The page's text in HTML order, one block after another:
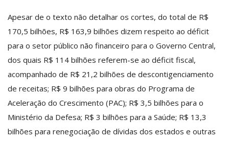
Apesar de o texto não detalhar os cortes, do total de R$
170,5 bilhões, R$ 163,9 bilhões dizem respeito ao déficit
para o setor público não financeiro para o Governo Central,
dos quais R$ 114 bilhões referem-se ao déficit fiscal,
acompanhado de R$ 21,2 bilhões de descontigenciamento
de receitas; R$ 9 bilhões para obras do Programa de
Aceleração do Crescimento (PAC); R$ 3,5 bilhões para o
Ministério da Defesa; R$ 3 bilhões para a Saúde; R$ 13,3
bilhões para renegociação de dívidas dos estados e outras